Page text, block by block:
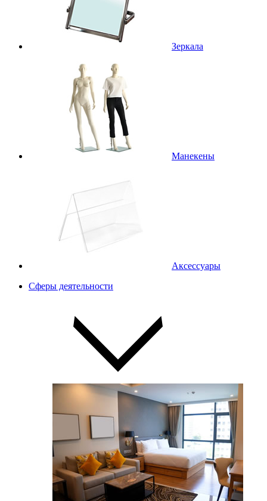
Зеркала
Манекены
Аксессуары
Сферы деятельности